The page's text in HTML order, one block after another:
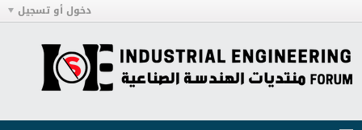
دخول أو تسجيل